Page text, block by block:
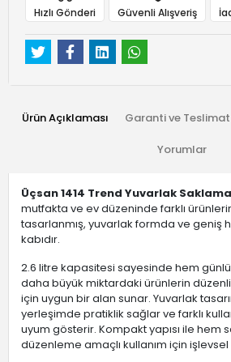
Hızlı Gönderi Güvenli Alışveriş
Ürün Açıklaması Garanti ve Teslimat
Yorumlar
Üçsan 1414 Trend Yuvarlak Saklama
mutfakta ve ev düzeninde farklı
tasarlanmış, yuvarlak formda ve geniş
kabıdır.
2.6 litre kapasitesi sayesinde hem
daha büyük miktardaki ürünlerin
için uygun bir alan sunar. Yuvarlak
yerleşimde pratiklik sağlar ve farklı
uyum gösterir. Kompakt yapısı ile hem
düzenleme amaçlı kullanım için